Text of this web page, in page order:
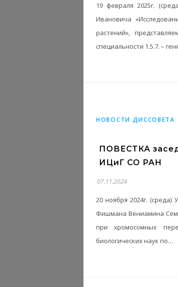
19 февраля 2025г.
Ивановича
растений»,
специальности 1.5.7. –
НОВОСТИ ДИССОВЕТА
ПОВЕСТКА
ИЦиГ СО РАН
07.11.2024
20 ноября 2024г.
Фишмана Вениамина
при хромосомных
биологических наук по…